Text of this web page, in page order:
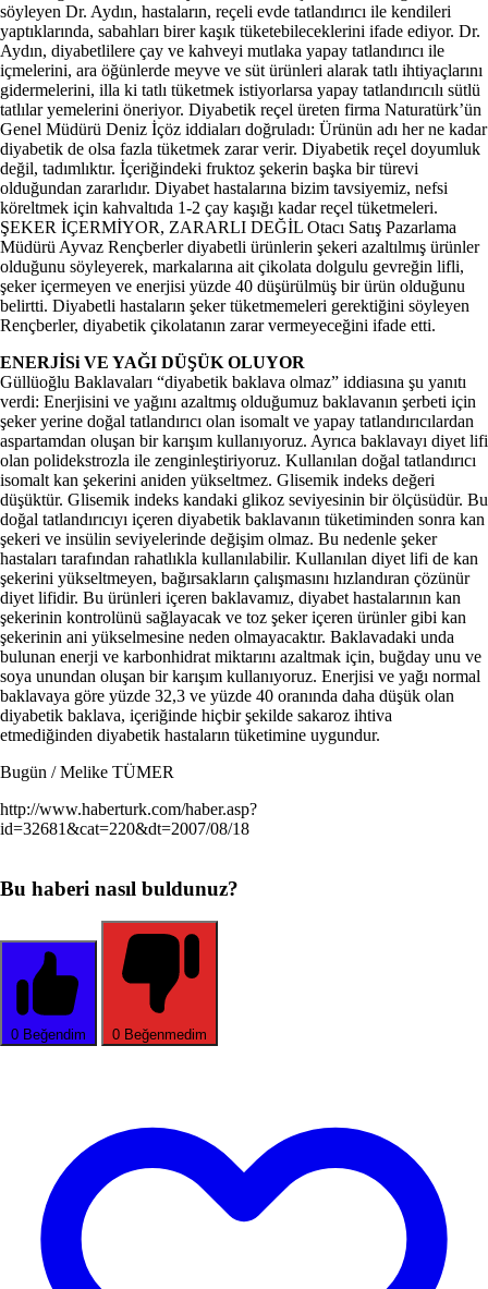
söyleyen Dr. Aydın, hastaların, reçeli evde tatlandırıcı ile kendileri
yaptıklarında, sabahları birer kaşık tüketebileceklerini ifade ediyor. Dr.
Aydın, diyabetlilere çay ve kahveyi mutlaka yapay tatlandırıcı ile
içmelerini, ara öğünlerde meyve ve süt ürünleri alarak tatlı ihtiyaçlarını
gidermelerini, illa ki tatlı tüketmek istiyorlarsa yapay tatlandırıcılı sütlü
tatlılar yemelerini öneriyor. Diyabetik reçel üreten firma Naturatürk’ün
Genel Müdürü Deniz İçöz iddiaları doğruladı: Ürünün adı her ne kadar
diyabetik de olsa fazla tüketmek zarar verir. Diyabetik reçel doyumluk
değil, tadımlıktır. İçeriğindeki fruktoz şekerin başka bir türevi
olduğundan zararlıdır. Diyabet hastalarına bizim tavsiyemiz, nefsi
köreltmek için kahvaltıda 1-2 çay kaşığı kadar reçel tüketmeleri.
ŞEKER İÇERMİYOR, ZARARLI DEĞİL Otacı Satış Pazarlama
Müdürü Ayvaz Rençberler diyabetli ürünlerin şekeri azaltılmış ürünler
olduğunu söyleyerek, markalarına ait çikolata dolgulu gevreğin lifli,
şeker içermeyen ve enerjisi yüzde 40 düşürülmüş bir ürün olduğunu
belirtti. Diyabetli hastaların şeker tüketmemeleri gerektiğini söyleyen
Rençberler, diyabetik çikolatanın zarar vermeyeceğini ifade etti.
ENERJİSi VE YAĞI DÜŞÜK OLUYOR
Güllüoğlu Baklavaları “diyabetik baklava olmaz” iddiasına şu yanıtı
verdi: Enerjisini ve yağını azaltmış olduğumuz baklavanın şerbeti için
şeker yerine doğal tatlandırıcı olan isomalt ve yapay tatlandırıcılardan
aspartamdan oluşan bir karışım kullanıyoruz. Ayrıca baklavayı diyet lifi
olan polidekstrozla ile zenginleştiriyoruz. Kullanılan doğal tatlandırıcı
isomalt kan şekerini aniden yükseltmez. Glisemik indeks değeri
düşüktür. Glisemik indeks kandaki glikoz seviyesinin bir ölçüsüdür. Bu
doğal tatlandırıcıyı içeren diyabetik baklavanın tüketiminden sonra kan
şekeri ve insülin seviyelerinde değişim olmaz. Bu nedenle şeker
hastaları tarafından rahatlıkla kullanılabilir. Kullanılan diyet lifi de kan
şekerini yükseltmeyen, bağırsakların çalışmasını hızlandıran çözünür
diyet lifidir. Bu ürünleri içeren baklavamız, diyabet hastalarının kan
şekerinin kontrolünü sağlayacak ve toz şeker içeren ürünler gibi kan
şekerinin ani yükselmesine neden olmayacaktır. Baklavadaki unda
bulunan enerji ve karbonhidrat miktarını azaltmak için, buğday unu ve
soya unundan oluşan bir karışım kullanıyoruz. Enerjisi ve yağı normal
baklavaya göre yüzde 32,3 ve yüzde 40 oranında daha düşük olan
diyabetik baklava, içeriğinde hiçbir şekilde sakaroz ihtiva
etmediğinden diyabetik hastaların tüketimine uygundur.
Bugün / Melike TÜMER
http://www.haberturk.com/haber.asp?
id=32681&cat=220&dt=2007/08/18
Bu haberi nasıl buldunuz?
0 Beğendim 0 Beğenmedim